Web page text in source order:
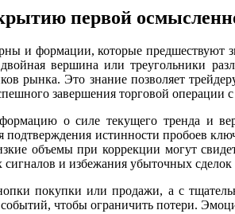
первой
и формации, которые
вершина или треугольники
рынка. Это знание позволяет
завершения торговой операции
о силе текущего тренда и
истинности пробоев
объемы при коррекции могут
и избежания убыточных сделок
покупки или продажи, а с
чтобы ограничить потери.